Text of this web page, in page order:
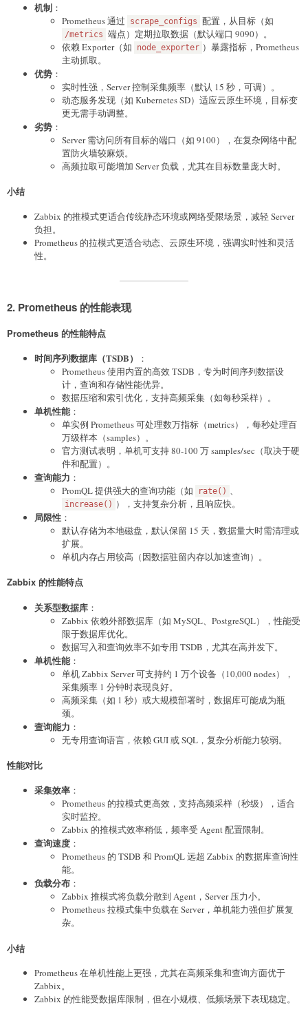
机制 ：
Prometheus 通过
scrape_configs 配置，从目标（如
/metrics 端点）定期拉取数据（默认端口 9090）。
依赖 Exporter（如
node_exporter ）暴露指标，Prometheus
主动抓取。
优势 ：
实时性强，Server 控制采集频率（默认 15 秒，可调）。
动态服务发现（如 Kubernetes SD）适应云原生环境，目标变
更无需手动调整。
劣势 ：
Server 需访问所有目标的端口（如 9100），在复杂网络中配
置防火墙较麻烦。
高频拉取可能增加 Server 负载，尤其在目标数量庞大时。
小结
Zabbix 的推模式更适合传统静态环境或网络受限场景，减轻 Server
负担。
Prometheus 的拉模式更适合动态、云原生环境，强调实时性和灵活
性。
2. Prometheus 的性能表现
Prometheus 的性能特点
时间序列数据库（TSDB）
：
Prometheus 使用内置的高效 TSDB，专为时间序列数据设
计，查询和存储性能优异。
数据压缩和索引优化，支持高频采集（如每秒采样）。
单机性能 ：
单实例 Prometheus 可处理数万指标（metrics），每秒处理百
万级样本（samples）。
官方测试表明，单机可支持 80-100 万 samples/sec（取决于硬
件和配置）。
查询能力 ：
PromQL 提供强大的查询功能（如
rate() 、
increase() ），支持复杂分析，且响应快。
局限性 ：
默认存储为本地磁盘，默认保留 15 天，数据量大时需清理或
扩展。
单机内存占用较高（因数据驻留内存以加速查询）。
Zabbix 的性能特点
关系型数据库 ：
Zabbix 依赖外部数据库（如 MySQL、PostgreSQL），性能受
限于数据库优化。
数据写入和查询效率不如专用 TSDB，尤其在高并发下。
单机性能 ：
单机 Zabbix Server 可支持约 1 万个设备（10,000 nodes），
采集频率 1 分钟时表现良好。
高频采集（如 1 秒）或大规模部署时，数据库可能成为瓶
颈。
查询能力 ：
无专用查询语言，依赖 GUI 或 SQL，复杂分析能力较弱。
性能对比
采集效率 ：
Prometheus 的拉模式更高效，支持高频采样（秒级），适合
实时监控。
Zabbix 的推模式效率稍低，频率受 Agent 配置限制。
查询速度 ：
Prometheus 的 TSDB 和 PromQL 远超 Zabbix 的数据库查询性
能。
负载分布 ：
Zabbix 推模式将负载分散到 Agent，Server 压力小。
Prometheus 拉模式集中负载在 Server，单机能力强但扩展复
杂。
小结
Prometheus 在单机性能上更强，尤其在高频采集和查询方面优于
Zabbix。
Zabbix 的性能受数据库限制，但在小规模、低频场景下表现稳定。